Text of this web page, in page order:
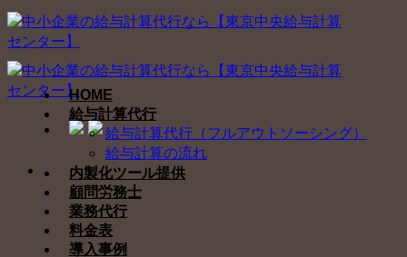
Skip
to
content
HOME
給与計算代行
給与計算代行（フルアウトソーシング）
給与計算の流れ
内製化ツール提供
顧問労務士
業務代行
料金表
導入事例